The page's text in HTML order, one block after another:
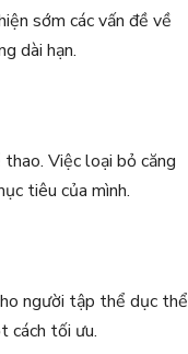
sớm các vấn đề về
dài hạn.
Việc loại bỏ căng
tiêu của mình.
người tập thể dục thể
cách tối ưu.